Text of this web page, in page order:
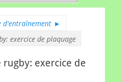
d'entraînement ►
exercice de plaquage
exercice de